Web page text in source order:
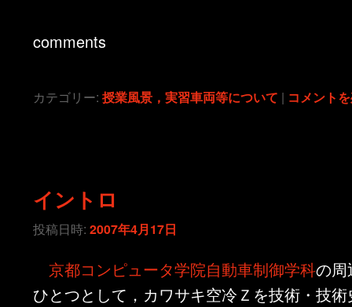
comments
カテゴリー: 授業風景，実習車両等について | コメント
イントロ
投稿日時:2007年4月17日
京都コンピュータ学院自動車制御学科の周
ひとつとして，カワサキ空冷Ｚを技術・技